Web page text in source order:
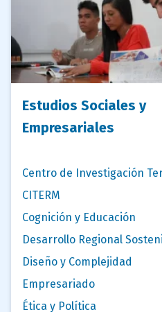
Estudios Sociales y
Empresariales
Centro de Investigación
CITERM
Cognición y Educación
Desarrollo Regional
Diseño y Complejidad
Empresariado
Ética y Política